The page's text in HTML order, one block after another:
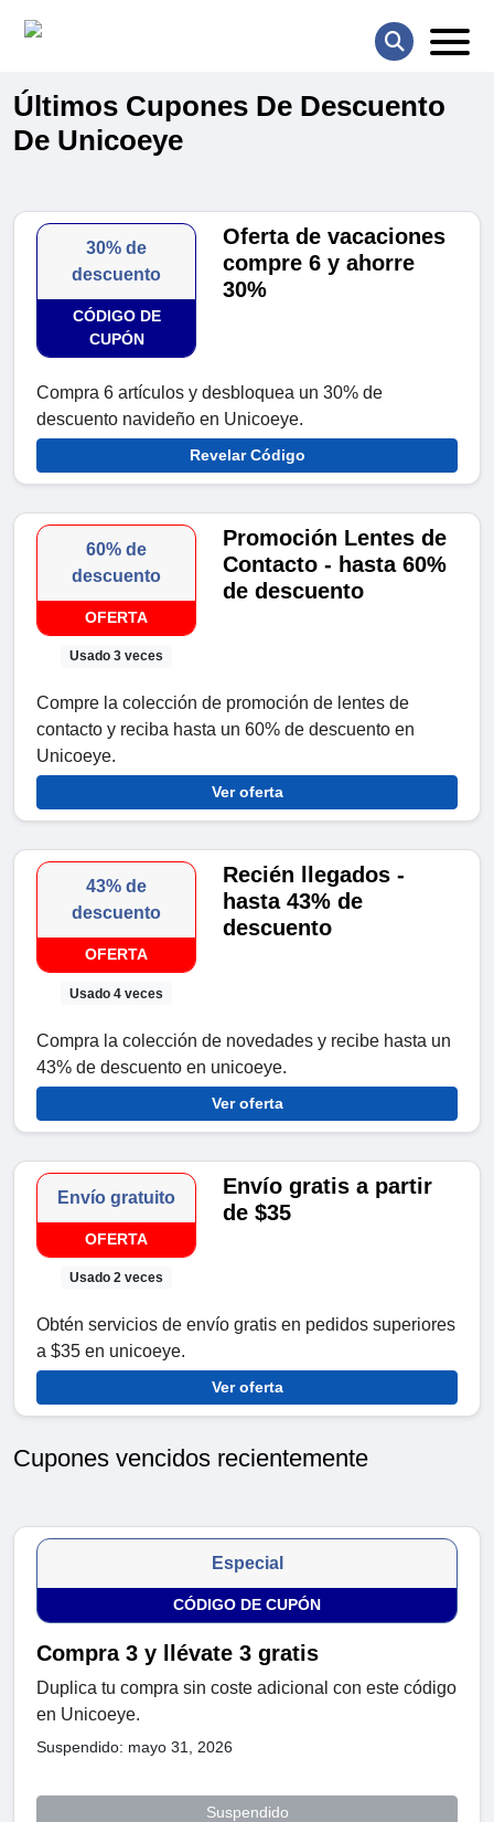
Últimos Cupones De Descuento
De Unicoeye
30% de
descuento
CÓDIGO DE
CUPÓN
Oferta de vacaciones
compre 6 y ahorre
30%
Compra 6 artículos y desbloquea un 30% de
descuento navideño en Unicoeye.
Revelar Código
60% de
descuento
OFERTA
Usado 3 veces
Promoción Lentes de
Contacto - hasta 60%
de descuento
Compre la colección de promoción de lentes de
contacto y reciba hasta un 60% de descuento en
Unicoeye.
Ver oferta
43% de
descuento
OFERTA
Usado 4 veces
Recién llegados -
hasta 43% de
descuento
Compra la colección de novedades y recibe hasta un
43% de descuento en unicoeye.
Ver oferta
Envío gratuito
OFERTA
Usado 2 veces
Envío gratis a partir
de $35
Obtén servicios de envío gratis en pedidos superiores
a $35 en unicoeye.
Ver oferta
Cupones vencidos recientemente
Especial
CÓDIGO DE CUPÓN
Compra 3 y llévate 3 gratis
Duplica tu compra sin coste adicional con este código
en Unicoeye.
Suspendido: mayo 31, 2026
Suspendido